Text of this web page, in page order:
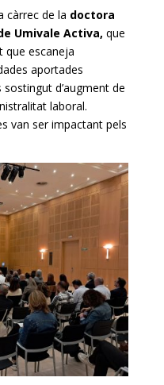
càrrec de la doctora
Umivale Activa, que
que escaneja
aportades
d’augment de
laboral.
van ser impactant pels